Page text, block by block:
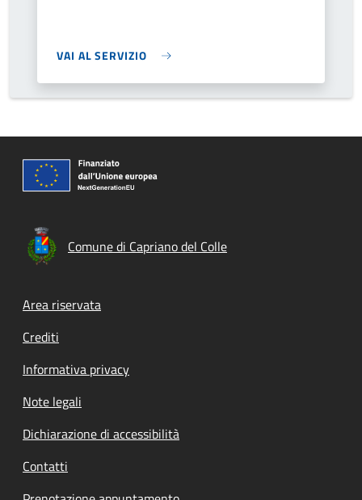
VAI AL SERVIZIO
Comune di Capriano del Colle
Footer menu
Area riservata
Crediti
Informativa privacy
Note legali
Dichiarazione di accessibilità
Contatti